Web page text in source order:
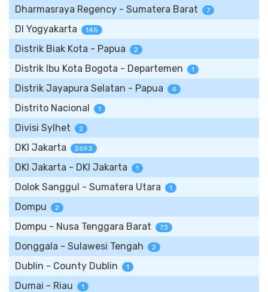
Dharmasraya Regency - Sumatera Barat 7
DI Yogyakarta 145
Distrik Biak Kota - Papua 2
Distrik Ibu Kota Bogota - Departemen 1
Distrik Jayapura Selatan - Papua 4
Distrito Nacional 1
Divisi Sylhet 2
DKI Jakarta 2693
DKI Jakarta - DKI Jakarta 1
Dolok Sanggul - Sumatera Utara 1
Dompu 2
Dompu - Nusa Tenggara Barat 73
Donggala - Sulawesi Tengah 2
Dublin - County Dublin 1
Dumai - Riau 1